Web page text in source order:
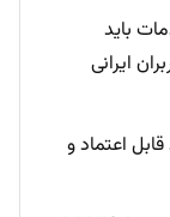
باید
ایرانی
اعتماد و